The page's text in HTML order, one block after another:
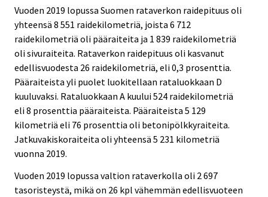
Vuoden 2019 lopussa Suomen rataverkon raidepituus oli
yhteensä 8 551 raidekilometriä, joista 6 712
raidekilometriä oli pääraiteita ja 1 839 raidekilometriä
oli sivuraiteita. Rataverkon raidepituus oli kasvanut
edellisvuodesta 26 raidekilometriä, eli 0,3 prosenttia.
Pääraiteista yli puolet luokitellaan rataluokkaan D
kuuluvaksi. Rataluokkaan A kuului 524 raidekilometriä
eli 8 prosenttia pääraiteista. Pääraiteista 5 129
kilometriä eli 76 prosenttia oli betonipölkkyraiteita.
Jatkuvakiskoraiteita oli yhteensä 5 231 kilometriä
vuonna 2019.
Vuoden 2019 lopussa valtion rataverkolla oli 2 697
tasoristeystä, mikä on 26 kpl vähemmän edellisvuoteen